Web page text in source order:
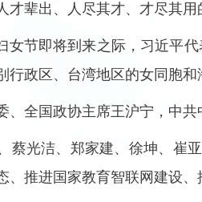
才辈出、人尽其才、才尽其用
女节即将到来之际，习近平
行政区、台湾地区的女同胞和
、全国政协主席王沪宁，中
蔡光洁、郑家建、徐坤、崔
、推进国家教育智联网建设